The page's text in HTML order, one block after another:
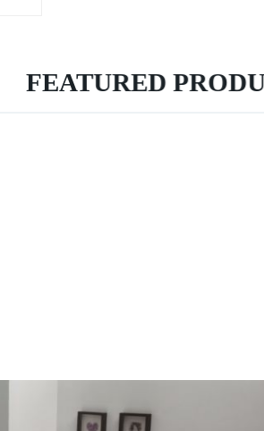
FEATURED